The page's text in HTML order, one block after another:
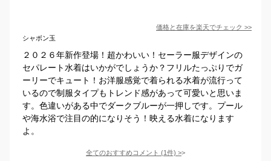
価格と在庫を楽天でチェック >>
シャボン玉
２０２６年新作登場！超かわいい！セーラー服デザインの
セパレート水着はいかがでしょうか？フリルたっぷりでガ
ーリーでキュート！お洋服感覚で着られる水着が流行って
いるので制服タイプもトレンド感があって可愛いと思いま
す。色違いがある中でダークブルーが一押しです。プール
や海水浴で注目の的になりそう！映える水着になります
よ。
全てのおすすめコメント (1件) >